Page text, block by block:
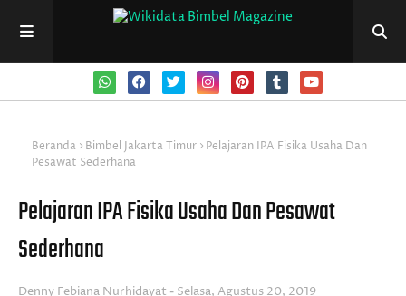
Beranda Bimbel Jakarta Timur
Pelajaran IPA Fisika Usaha Dan
Pesawat Sederhana
Pelajaran IPA Fisika Usaha Dan Pesawat
Sederhana
Denny Febiana Nurhidayat Selasa, Agustus 20, 2019